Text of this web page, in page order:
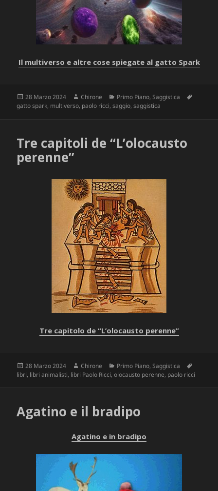
Il multiverso e altre cose spiegate al gatto Spark
Scritto
il
28 Marzo 2024 Autore
Chirone Categorie
Primo Piano,Saggistica
gatto spark, multiverso, paolo ricci,saggio,saggistica
Tre capitoli de “L’olocausto
perenne”
Tre capitolo de “L’olocausto perenne”
Scritto
il
28 Marzo 2024 Autore
Chirone Categorie
Primo Piano,Saggistica
libri, libri animalisti, libri Paolo Ricci,olocausto perenne, paolo ricci
Agatino e il bradipo
Agatino e in bradipo